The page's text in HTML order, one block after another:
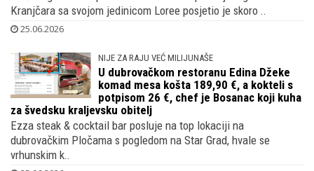
Vatreni čekaju dvoboj s Ganom, nije se
pridružio tisućama navijača u Americi
Bivši nogometni reprezentativac i sin neprežaljenog Zlatka Cica
Kranjčara sa svojom jedinicom Loree posjetio je skoro ..
25.06.2026
NIJE ZA RAJU VEĆ MILIJUNAŠE
U dubrovačkom restoranu Edina Džeke
komad mesa košta 189,90 €, a kokteli s
potpisom 26 €, chef je Bosanac koji kuha
za švedsku kraljevsku obitelj